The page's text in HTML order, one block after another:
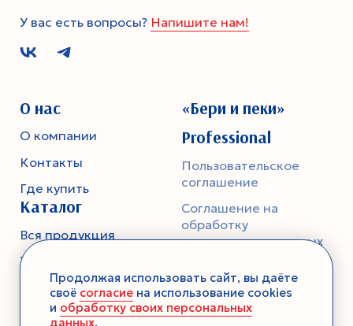
У вас есть вопросы? Напишите нам!
О нас
О компании
Контакты
Где купить
Каталог
Вся продукция
Тесто
Смеси-помощники
Ароматика
«Бери и пеки»
Professional
Пользовательское
соглашение
Соглашение на
обработку
персональных данных
конфиденциальности
Продолжая использовать сайт, вы даёте
своё согласие на использование cookies
и обработку своих персональных
данных.